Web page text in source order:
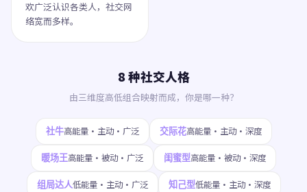
欢广泛认识各类人，社交网
络宽而多样。
8 种社交人格
由三维度高低组合映射而成，你是哪一种？
社牛高能量·主动·广泛 交际花高能量·主动·深度
暖场王高能量·被动·广泛 闺蜜型高能量·被动·深度
组局达人低能量·主动·广泛 知己型低能量·主动·深度